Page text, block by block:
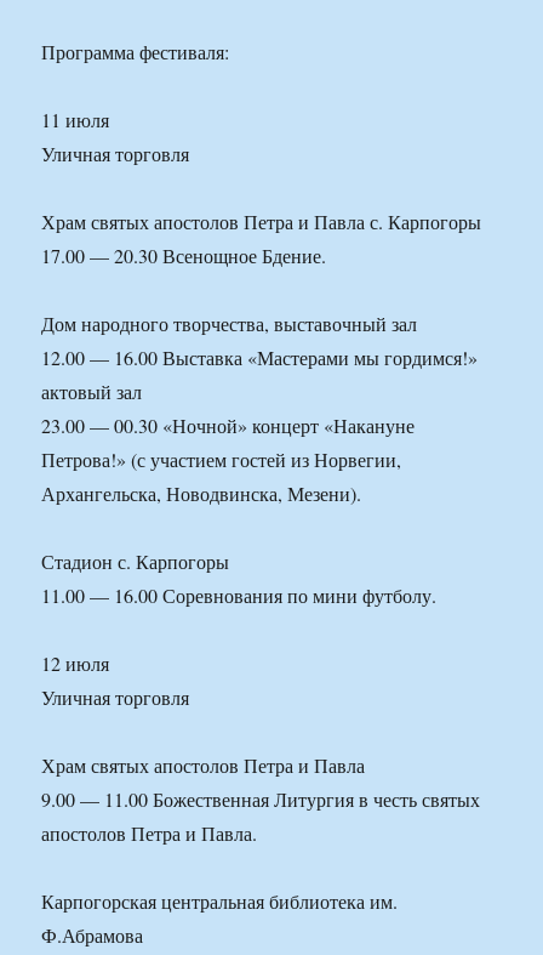
Программа фестиваля:
11 июля
Уличная торговля
Храм святых апостолов Петра и Павла с. Карпогоры
17.00 — 20.30 Всенощное Бдение.
Дом народного творчества, выставочный зал
12.00 — 16.00 Выставка «Мастерами мы гордимся!»
актовый зал
23.00 — 00.30 «Ночной» концерт «Накануне
Петрова!» (с участием гостей из Норвегии,
Архангельска, Новодвинска, Мезени).
Стадион с. Карпогоры
11.00 — 16.00 Соревнования по мини футболу.
12 июля
Уличная торговля
Храм святых апостолов Петра и Павла
9.00 — 11.00 Божественная Литургия в честь святых
апостолов Петра и Павла.
Карпогорская центральная библиотека им.
Ф.Абрамова